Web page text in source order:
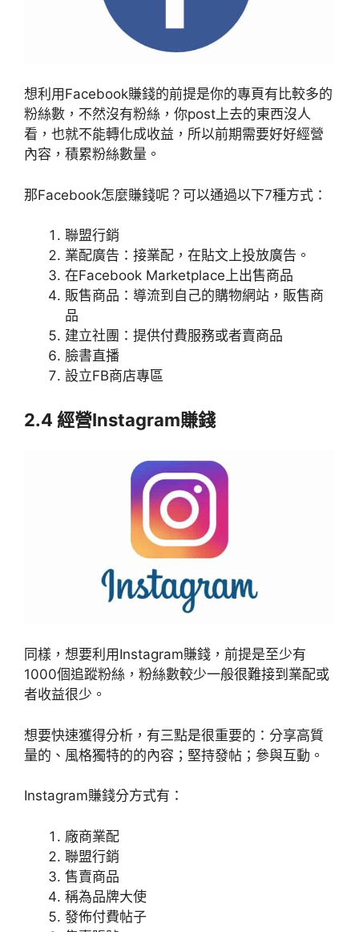
想利用Facebook賺錢的前提是你的專頁有比較多的
粉絲數，不然沒有粉絲，你post上去的東西沒人
看，也就不能轉化成收益，所以前期需要好好經營
內容，積累粉絲數量。
那Facebook怎麼賺錢呢？可以通過以下7種方式：
聯盟行銷
業配廣告：接業配，在貼文上投放廣告。
在Facebook Marketplace上出售商品
販售商品：導流到自己的購物網站，販售商
品
建立社團：提供付費服務或者賣商品
臉書直播
設立FB商店專區
2.4 經營Instagram賺錢
同樣，想要利用Instagram賺錢，前提是至少有
1000個追蹤粉絲，粉絲數較少一般很難接到業配或
者收益很少。
想要快速獲得分析，有三點是很重要的：分享高質
量的、風格獨特的的內容；堅持發帖；參與互動。
Instagram賺錢分方式有：
廠商業配
聯盟行銷
售賣商品
稱為品牌大使
發佈付費帖子